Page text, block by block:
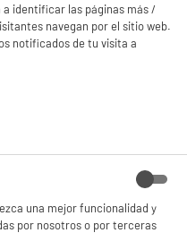
identificar las páginas más /
navegan por el sitio web.
notificados de tu visita a
una mejor funcionalidad y
por nosotros o por terceras